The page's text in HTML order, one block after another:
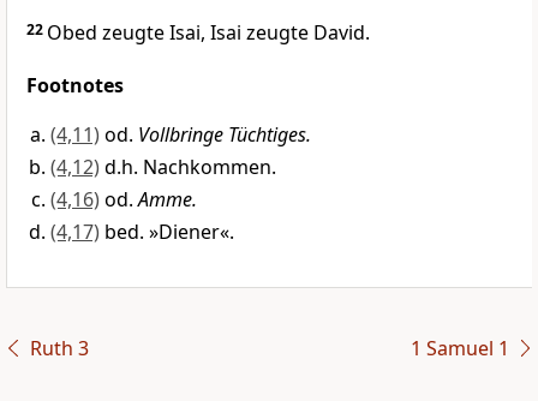
22 Obed zeugte Isai, Isai zeugte David.
Footnotes
(4,11)od. Vollbringe Tüchtiges.
(4,12)d.h. Nachkommen.
(4,16)od.Amme.
(4,17) bed. »Diener«.
Ruth 3 1 Samuel 1